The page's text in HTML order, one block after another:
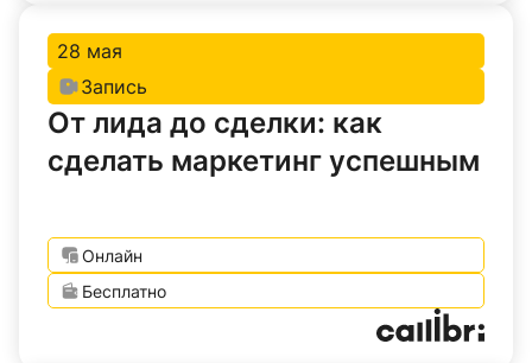
28 мая
Запись
От лида до сделки: как
сделать маркетинг успешным
Онлайн
Бесплатно